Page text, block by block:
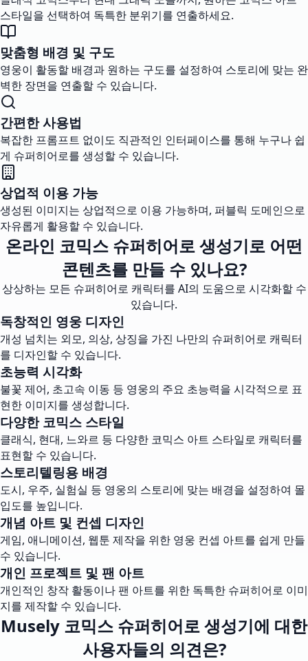
스타일을 선택하여 독특한 분위기를 연출하세요.
맞춤형 배경 및 구도
영웅이 활동할 배경과 원하는 구도를 설정하여 스토리에 맞는 완
벽한 장면을 연출할 수 있습니다.
간편한 사용법
복잡한 프롬프트 없이도 직관적인 인터페이스를 통해 누구나 쉽
게 슈퍼히어로를 생성할 수 있습니다.
상업적 이용 가능
생성된 이미지는 상업적으로 이용 가능하며, 퍼블릭 도메인으로
자유롭게 활용할 수 있습니다.
온라인 코믹스 슈퍼히어로 생성기로 어떤
콘텐츠를 만들 수 있나요?
상상하는 모든 슈퍼히어로 캐릭터를 AI의 도움으로 시각화할 수
있습니다.
독창적인 영웅 디자인
개성 넘치는 외모, 의상, 상징을 가진 나만의 슈퍼히어로 캐릭터
를 디자인할 수 있습니다.
초능력 시각화
불꽃 제어, 초고속 이동 등 영웅의 주요 초능력을 시각적으로 표
현한 이미지를 생성합니다.
다양한 코믹스 스타일
클래식, 현대, 느와르 등 다양한 코믹스 아트 스타일로 캐릭터를
표현할 수 있습니다.
스토리텔링용 배경
도시, 우주, 실험실 등 영웅의 스토리에 맞는 배경을 설정하여 몰
입도를 높입니다.
개념 아트 및 컨셉 디자인
게임, 애니메이션, 웹툰 제작을 위한 영웅 컨셉 아트를 쉽게 만들
수 있습니다.
개인 프로젝트 및 팬 아트
개인적인 창작 활동이나 팬 아트를 위한 독특한 슈퍼히어로 이미
지를 제작할 수 있습니다.
Musely 코믹스 슈퍼히어로 생성기에 대한
사용자들의 의견은?